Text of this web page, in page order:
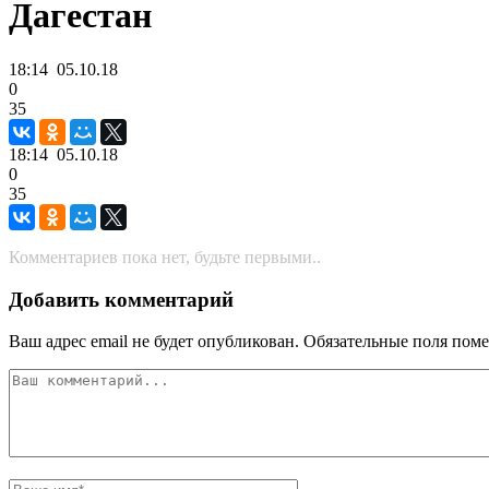
Дагестан
18:14 05.10.18
0
35
18:14 05.10.18
0
35
Комментариев пока нет, будьте первыми..
Добавить комментарий
Ваш адрес email не будет опубликован. Обязательные поля